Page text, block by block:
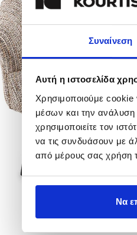
Συναίνεση
Αυτή η ιστοσελίδα
Χρησιμοποιούμε cookie
μέσων και την
χρησιμοποιείτε τον
να τις συνδυάσουν με
από μέρους σας χρήση
Να